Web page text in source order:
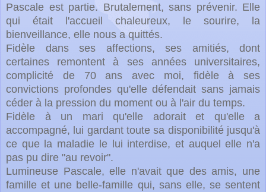
Pascale est partie. Brutalement, sans prévenir. Elle
qui était l'accueil chaleureux, le sourire, la
bienveillance, elle nous a quittés.
Fidèle dans ses affections, ses amitiés, dont
certaines remontent à ses années universitaires,
complicité de 70 ans avec moi, fidèle à ses
convictions profondes qu'elle défendait sans jamais
céder à la pression du moment ou à l'air du temps.
Fidèle à un mari qu'elle adorait et qu'elle a
accompagné, lui gardant toute sa disponibilité jusqu'à
ce que la maladie le lui interdise, et auquel elle n'a
pas pu dire "au revoir".
Lumineuse Pascale, elle n'avait que des amis, une
famille et une belle-famille qui, sans elle, se sentent